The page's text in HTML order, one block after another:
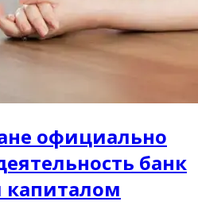
официально
банк